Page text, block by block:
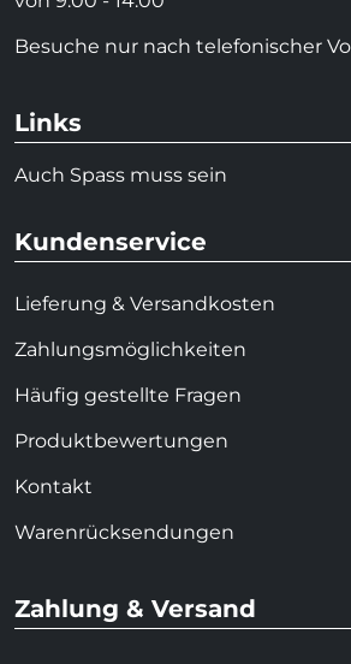
Besuche nur nach telefonischer
Links
Auch Spass muss sein
Kundenservice
Lieferung & Versandkosten
Zahlungsmöglichkeiten
Häufig gestellte Fragen
Produktbewertungen
Kontakt
Warenrücksendungen
Zahlung & Versand